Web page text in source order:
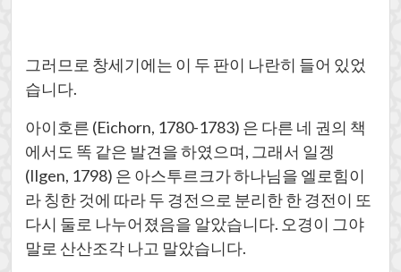
그러므로 창세기에는 이 두 판이 나란히 들어 있었
습니다.
아이호른 (Eichorn, 1780-1783) 은 다른 네 권의 책
에서도 똑 같은 발견을 하였으며, 그래서 일겡
(Ilgen, 1798) 은 아스투르크가 하나님을 엘로힘이
라 칭한 것에 따라 두 경전으로 분리한 한 경전이 또
다시 둘로 나누어졌음을 알았습니다. 오경이 그야
말로 산산조각 나고 말았습니다.